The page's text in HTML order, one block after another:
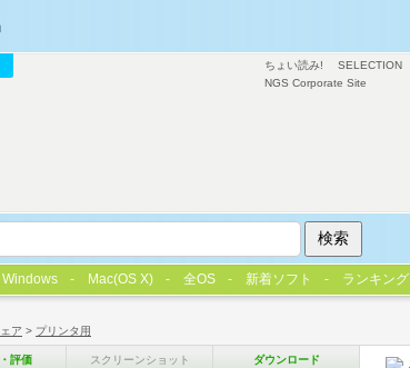
ア > プリンタ用
評価 スクリーンショット ダウンロード
ちょい読み! SELECTION
NGS Corporate Site
Windows Mac(OS X) 全OS 新着ソフト ランキング